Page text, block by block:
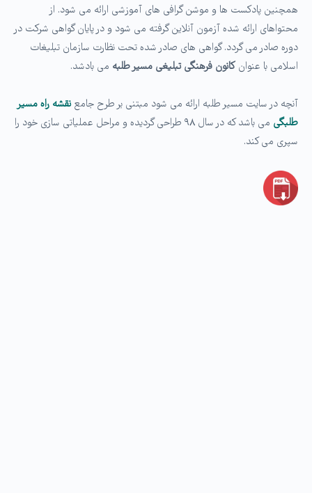
همچنین پادکست ها و موشن گرافی های آموزشی ارائه می شود. از
محتواهای ارائه شده آزمون آنلاین گرفته می شود و در پایان گواهی شرکت در
دوره صادر می گردد. گواهی های صادر شده تحت نظارت سازمان تبلیغات
اسلامی با عنوان کانون فرهنگی تبلیغی مسیر طلبه می بادشد.
آنچه در سایت مسیر طلبه ارائه می شود مبتنی بر طرح جامعنقشه راه مسیر
طلبگی
می باشد که در سال ۹۸ طراحی گردیده و مراحل عملیاتی سازی خود را
سپری می کند.